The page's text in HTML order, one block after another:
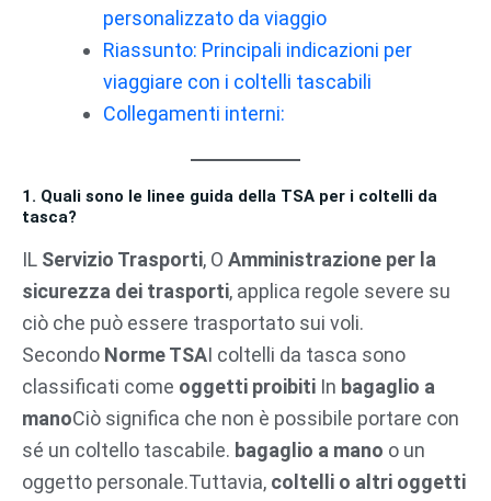
personalizzato da viaggio
Riassunto: Principali indicazioni per
viaggiare con i coltelli tascabili
Collegamenti interni:
1. Quali sono le linee guida della TSA per i coltelli da
tasca?
IL Servizio Trasporti, O Amministrazione per la
sicurezza dei trasporti, applica regole severe su
ciò che può essere trasportato sui voli.
Secondo Norme TSAI coltelli da tasca sono
classificati come oggetti proibiti In bagaglio a
manoCiò significa che non è possibile portare con
sé un coltello tascabile. bagaglio a mano o un
oggetto personale.Tuttavia, coltelli o altri oggetti